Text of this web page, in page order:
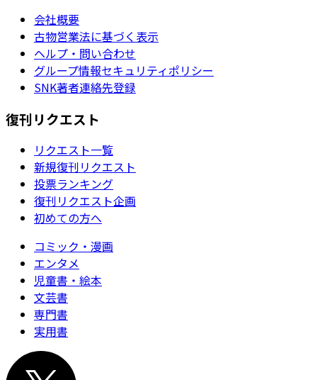
会社概要
古物営業法に基づく表示
ヘルプ・問い合わせ
グループ情報セキュリティポリシー
SNK著者連絡先登録
復刊リクエスト
リクエスト一覧
新規復刊リクエスト
投票ランキング
復刊リクエスト企画
初めての方へ
コミック・漫画
エンタメ
児童書・絵本
文芸書
専門書
実用書